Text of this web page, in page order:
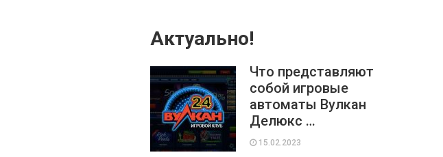
Актуально!
Что представляют
собой игровые
автоматы Вулкан
Делюкс …
15.02.2023